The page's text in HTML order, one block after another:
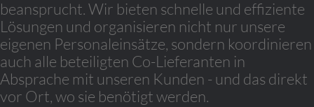
beansprucht. Wir bieten schnelle und effiziente
Lösungen und organisieren nicht nur unsere
eigenen Personaleinsätze, sondern koordinieren
auch alle beteiligten Co-Lieferanten in
Absprache mit unseren Kunden - und das direkt
vor Ort, wo sie benötigt werden.